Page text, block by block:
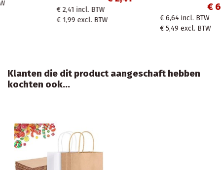
incl. BTW
excl. BTW
incl. BTW
excl. BTW
Klanten die dit product aangeschaft hebben
kochten ook...